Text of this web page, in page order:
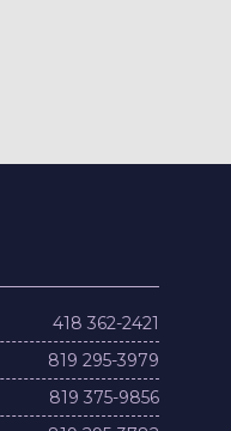
418 362-2421
819 295-3979
819 375-9856